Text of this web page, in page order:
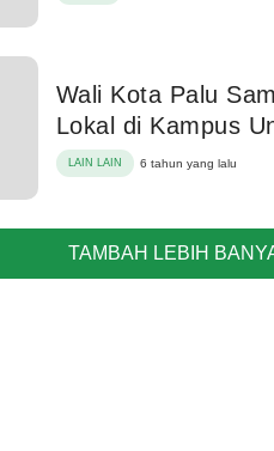
Wali Kota Palu
Lokal di Kampus
LAIN LAIN 6 tahun yang lalu
TAMBAH LEBIH